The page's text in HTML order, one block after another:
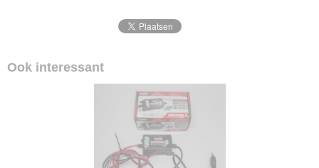
Ook interessant